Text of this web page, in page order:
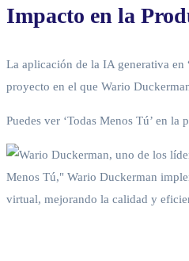
Impacto en la
La aplicación de la IA generativa en
proyecto en el que Wario
Puedes ver ‘Todas Menos Tú’ en